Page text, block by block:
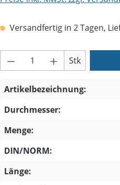
Versandfertig in 2 Tagen,
Produkt Anzahl:
Stk
Artikelbezeichnung:
Durchmesser:
Menge:
DIN/NORM:
Länge: